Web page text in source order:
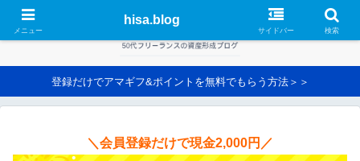
登録だけでアマギフ&ポイントを無料でもらう方法＞＞
＼会員登録だけで現金2,000円／
メニュー
hisa.blog
サイドバー 検索